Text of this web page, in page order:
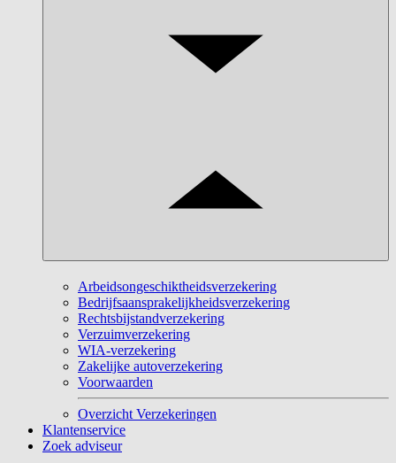
Arbeidsongeschiktheidsverzekering
Bedrijfsaansprakelijkheidsverzekering
Rechtsbijstandverzekering
Verzuimverzekering
WIA-verzekering
Zakelijke autoverzekering
Voorwaarden
Overzicht Verzekeringen
Klantenservice
Zoek adviseur